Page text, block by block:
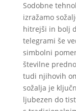
Sodobne
izražamo
hitrejši in bolj
telegrami še
simbolni
številne
tudi njihovih
sožalja je
ljubezen do